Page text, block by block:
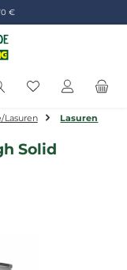
€
Du hast 0
Lasuren Lasuren
Solid